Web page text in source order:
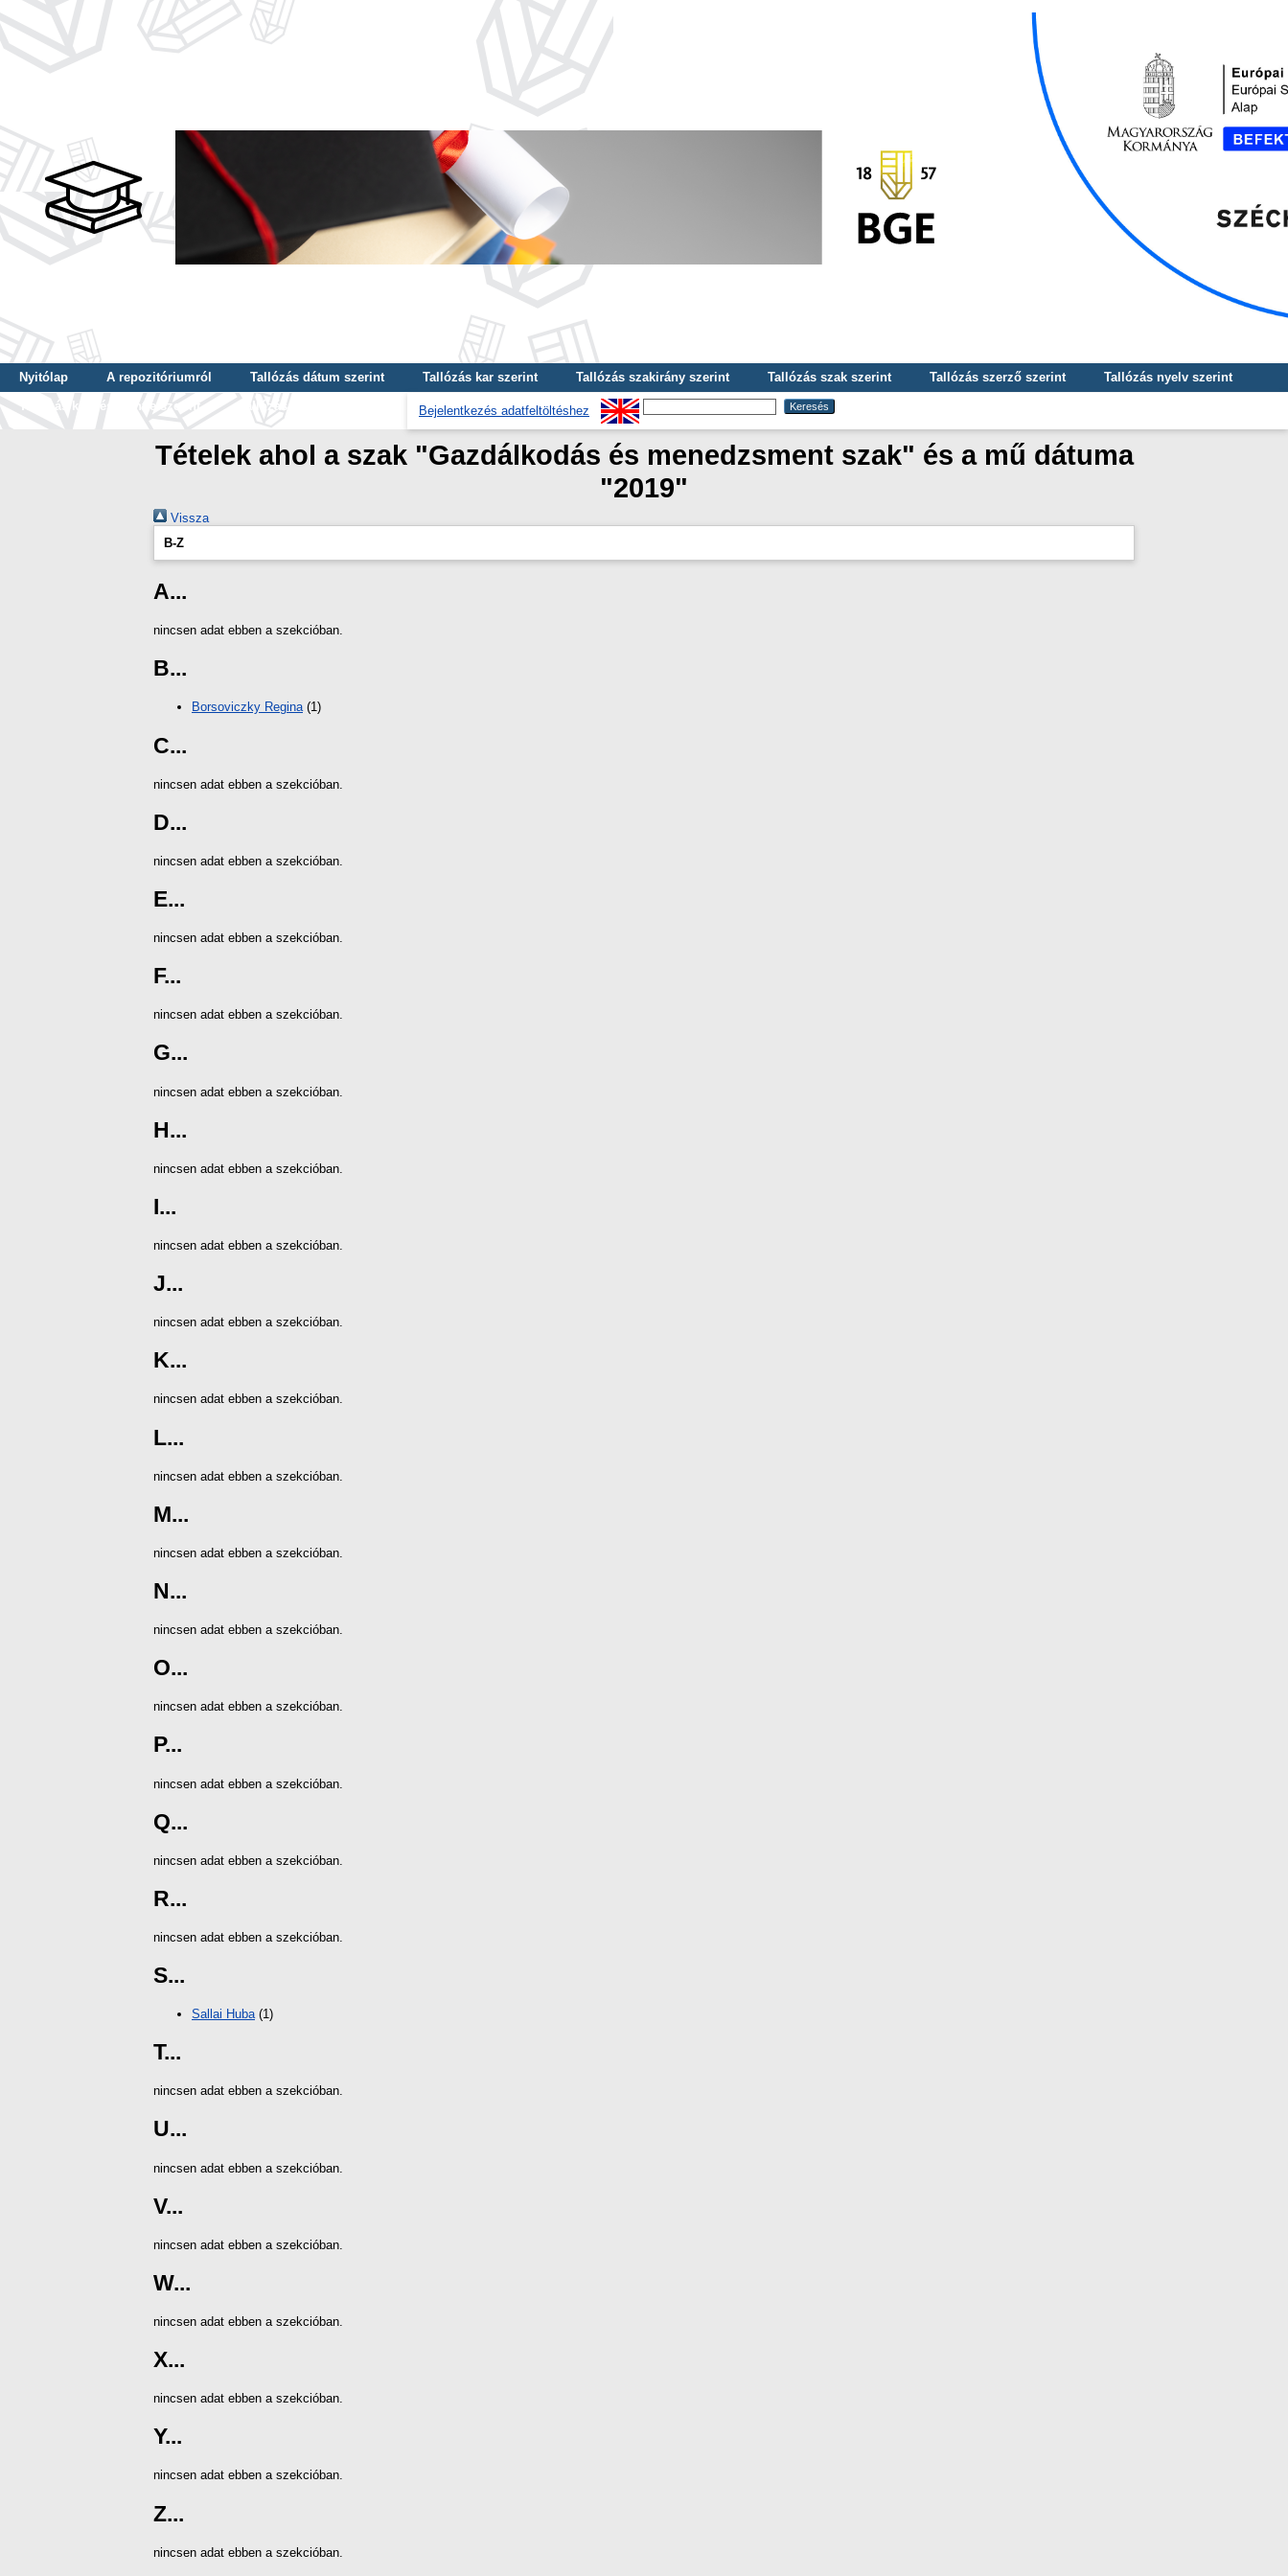
Nyitólap A repozitóriumról Tallózás dátum szerint Tallózás kar szerint Tallózás szakirány szerint Tallózás szak szerint Tallózás szerző szerint
Tallózás nyelv szerint
Tallózás képzés szintje szerint
Tallózás kulcsszó szerint Bejelentkezés adatfeltöltéshez
Tételek ahol a szak "Gazdálkodás és menedzsment szak" és a mű dátuma
"2019"
Vissza
B-Z
A...
nincsen adat ebben a szekcióban.
B...
Borsoviczky Regina(1)
C...
nincsen adat ebben a szekcióban.
D...
nincsen adat ebben a szekcióban.
E...
nincsen adat ebben a szekcióban.
F...
nincsen adat ebben a szekcióban.
G...
nincsen adat ebben a szekcióban.
H...
nincsen adat ebben a szekcióban.
I...
nincsen adat ebben a szekcióban.
J...
nincsen adat ebben a szekcióban.
K...
nincsen adat ebben a szekcióban.
L...
nincsen adat ebben a szekcióban.
M...
nincsen adat ebben a szekcióban.
N...
nincsen adat ebben a szekcióban.
O...
nincsen adat ebben a szekcióban.
P...
nincsen adat ebben a szekcióban.
Q...
nincsen adat ebben a szekcióban.
R...
nincsen adat ebben a szekcióban.
S...
Sallai Huba(1)
T...
nincsen adat ebben a szekcióban.
U...
nincsen adat ebben a szekcióban.
V...
nincsen adat ebben a szekcióban.
W...
nincsen adat ebben a szekcióban.
X...
nincsen adat ebben a szekcióban.
Y...
nincsen adat ebben a szekcióban.
Z...
nincsen adat ebben a szekcióban.